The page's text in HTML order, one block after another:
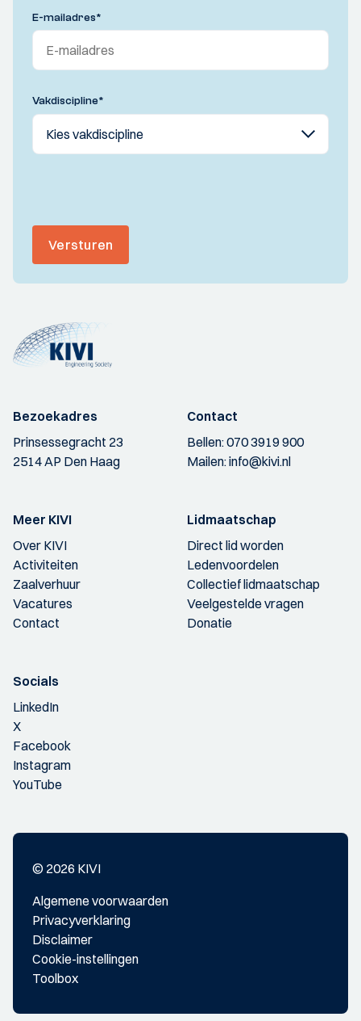
E-mailadres*
Vakdiscipline*
Versturen
Bezoekadres
Prinsessegracht 23
2514 AP Den Haag
Contact
Bellen:070 3919 900
Mailen:info@kivi.nl
Meer KIVI
Over KIVI
Activiteiten
Zaalverhuur
Vacatures
Contact
Lidmaatschap
Direct lid worden
Ledenvoordelen
Collectief lidmaatschap
Veelgestelde vragen
Donatie
Socials
LinkedIn
X
Facebook
Instagram
YouTube
© 2026 KIVI
Algemene voorwaarden
Privacyverklaring
Disclaimer
Cookie-instellingen
Toolbox